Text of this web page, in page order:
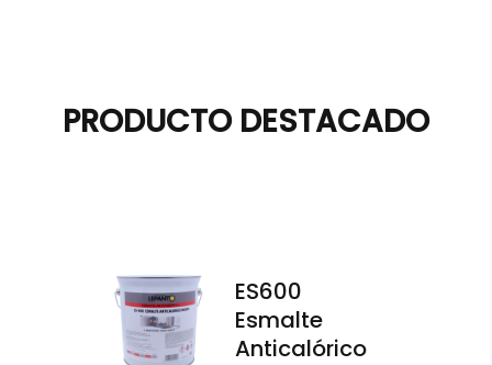
PRODUCTO DESTACADO
ES600
Esmalte
Anticalórico